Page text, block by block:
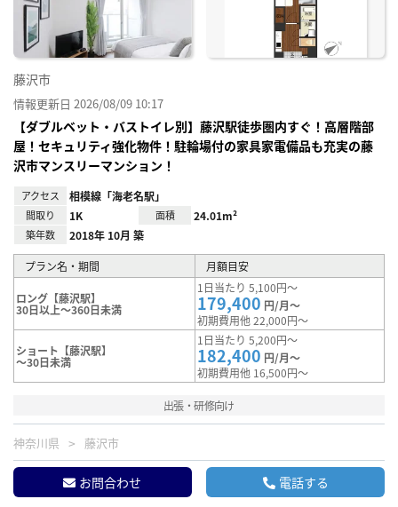
藤沢市
情報更新日 2026/08/09 10:17
【ダブルベット・バストイレ別】藤沢駅徒歩圏内すぐ！高層階部
屋！セキュリティ強化物件！駐輪場付の家具家電備品も充実の藤
沢市マンスリーマンション！
アクセス 相模線「海老名駅」
間取り 1K 面積 24.01m²
築年数 2018年 10月 築
プラン名・期間 月額目安
ロング【藤沢駅】
30日以上～360日未満
1日当たり 5,100円～
179,400 円/月～
初期費用他 22,000円～
ショート【藤沢駅】
～30日未満
1日当たり 5,200円～
182,400 円/月～
初期費用他 16,500円～
出張・研修向け
神奈川県 藤沢市
お問合わせ 電話する